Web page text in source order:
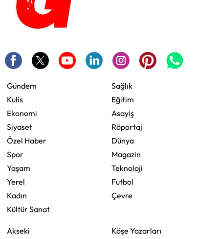
Gündem
Kulis
Ekonomi
Siyaset
Özel Haber
Spor
Yaşam
Yerel
Kadın
Kültür Sanat
Sağlık
Eğitim
Asayiş
Röportaj
Dünya
Magazin
Teknoloji
Futbol
Çevre
Akseki
Köşe Yazarları